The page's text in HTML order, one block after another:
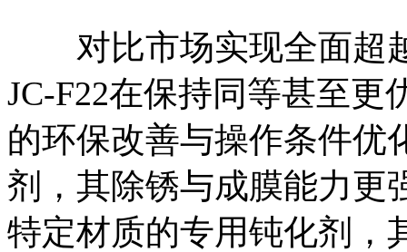
对比市场实现全面超
JC-F22在保持同等甚至
的环保改善与操作条件优
剂，其除锈与成膜能力更
特定材质的专用钝化剂，